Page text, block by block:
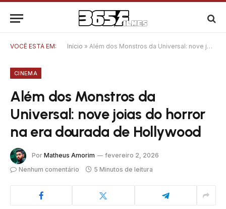
VOCÊ ESTÁ EM: Início » Além dos Monstros da Universal: nove joias do horror na era dourada de Hollywood
CINEMA
Além dos Monstros da
Universal: nove joias do horror
na era dourada de Hollywood
Por Matheus Amorim
fevereiro 2, 2026
Nenhum comentário
5 Minutos de leitura